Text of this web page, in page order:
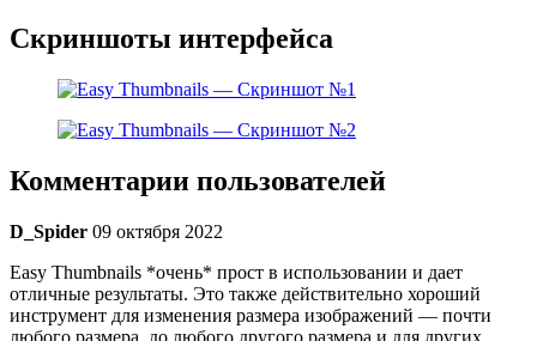
Скриншоты интерфейса
Комментарии пользователей
D_Spider 09 октября 2022
Easy Thumbnails *очень* прост в использовании и дает
отличные результаты. Это также действительно хороший
инструмент для изменения размера изображений — почти